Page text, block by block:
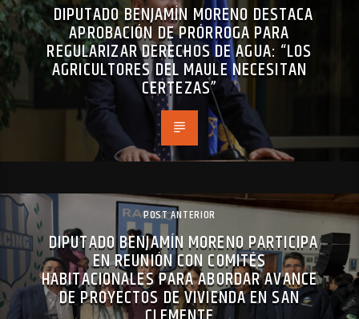
DIPUTADO BENJAMÍN MORENO DESTACA
APROBACIÓN DE PRÓRROGA PARA
REGULARIZAR DERECHOS DE AGUA: “LOS
AGRICULTORES DEL MAULE NECESITAN
CERTEZAS”
POST ANTERIOR
DIPUTADO BENJAMÍN MORENO PARTICIPA
EN REUNIÓN CON COMITÉS
HABITACIONALES PARA ABORDAR AVANCE
DE PROYECTOS DE VIVIENDA EN SAN